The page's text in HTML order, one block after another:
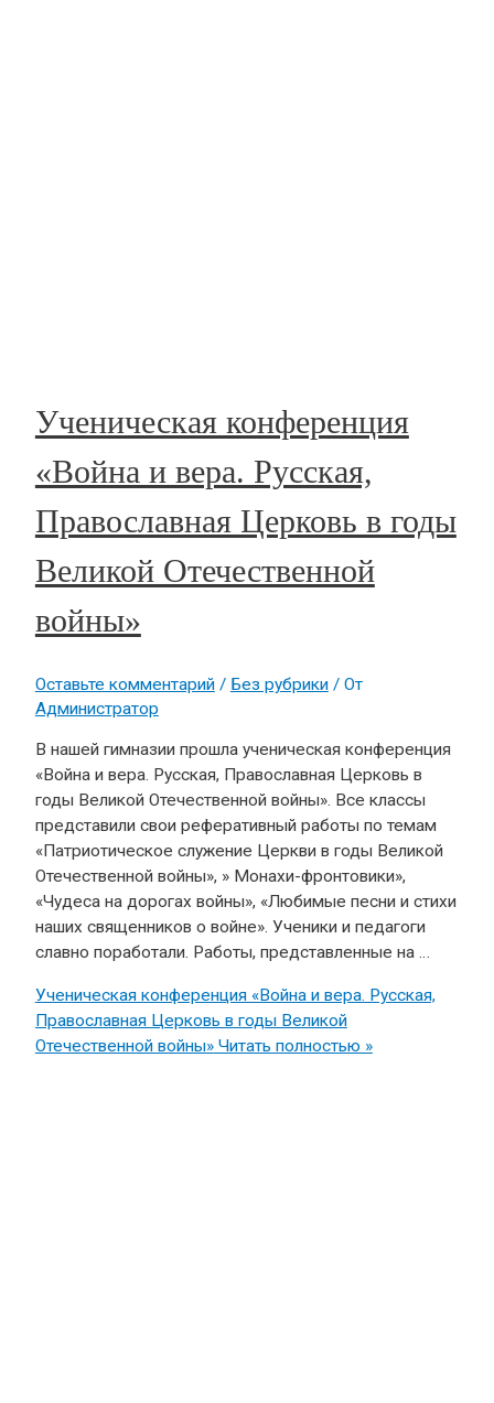
Ученическая конференция
«Война и вера. Русская,
Православная Церковь в годы
Великой Отечественной
войны»
Оставьте комментарий / Без рубрики/ От
Администратор
В нашей гимназии прошла ученическая конференция
«Война и вера. Русская, Православная Церковь в
годы Великой Отечественной войны». Все классы
представили свои реферативный работы по темам
«Патриотическое служение Церкви в годы Великой
Отечественной войны», » Монахи-фронтовики»,
«Чудеса на дорогах войны», «Любимые песни и стихи
наших священников о войне». Ученики и педагоги
славно поработали. Работы, представленные на …
Ученическая конференция «Война и вера. Русская,
Православная Церковь в годы Великой
Отечественной войны»Читать полностью »